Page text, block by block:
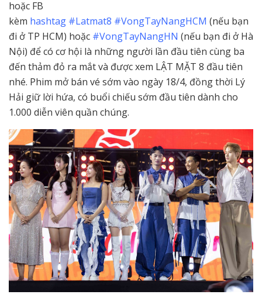
hoặc FB
kèm hashtag #Latmat8 #VongTayNangHCM (nếu bạn
đi ở TP HCM) hoặc #VongTayNangHN (nếu bạn đi ở Hà
Nội) để có cơ hội là những người lần đầu tiên cùng ba
đến thảm đỏ ra mắt và được xem LẬT MẶT 8 đầu tiên
nhé. Phim mở bán vé sớm vào ngày 18/4, đồng thời Lý
Hải giữ lời hứa, có buổi chiếu sớm đầu tiên dành cho
1.000 diễn viên quần chúng.